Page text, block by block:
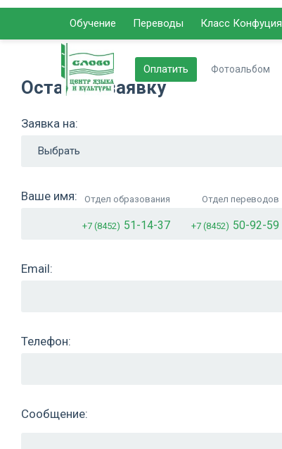
Оплатить Фотоальбом
Отдел образования
+7 (8452) 51-14-37
Отдел переводов
+7 (8452) 50-92-59
Обучение Переводы Класс Конфуция
Оставьте заявку
Заявка на:
Ваше имя:
Email:
Телефон:
Сообщение: